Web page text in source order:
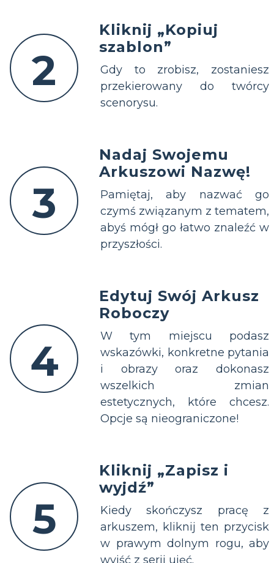
2
Kliknij „Kopiuj
szablon”
Gdy to zrobisz, zostaniesz
przekierowany do twórcy
scenorysu.
3
Nadaj Swojemu
Arkuszowi Nazwę!
Pamiętaj, aby nazwać go
czymś związanym z tematem,
abyś mógł go łatwo znaleźć w
przyszłości.
4
Edytuj Swój Arkusz
Roboczy
W tym miejscu podasz
wskazówki, konkretne pytania
i obrazy oraz dokonasz
wszelkich zmian
estetycznych, które chcesz.
Opcje są nieograniczone!
5
Kliknij „Zapisz i
wyjdź”
Kiedy skończysz pracę z
arkuszem, kliknij ten przycisk
w prawym dolnym rogu, aby
wyjść z serii ujęć.